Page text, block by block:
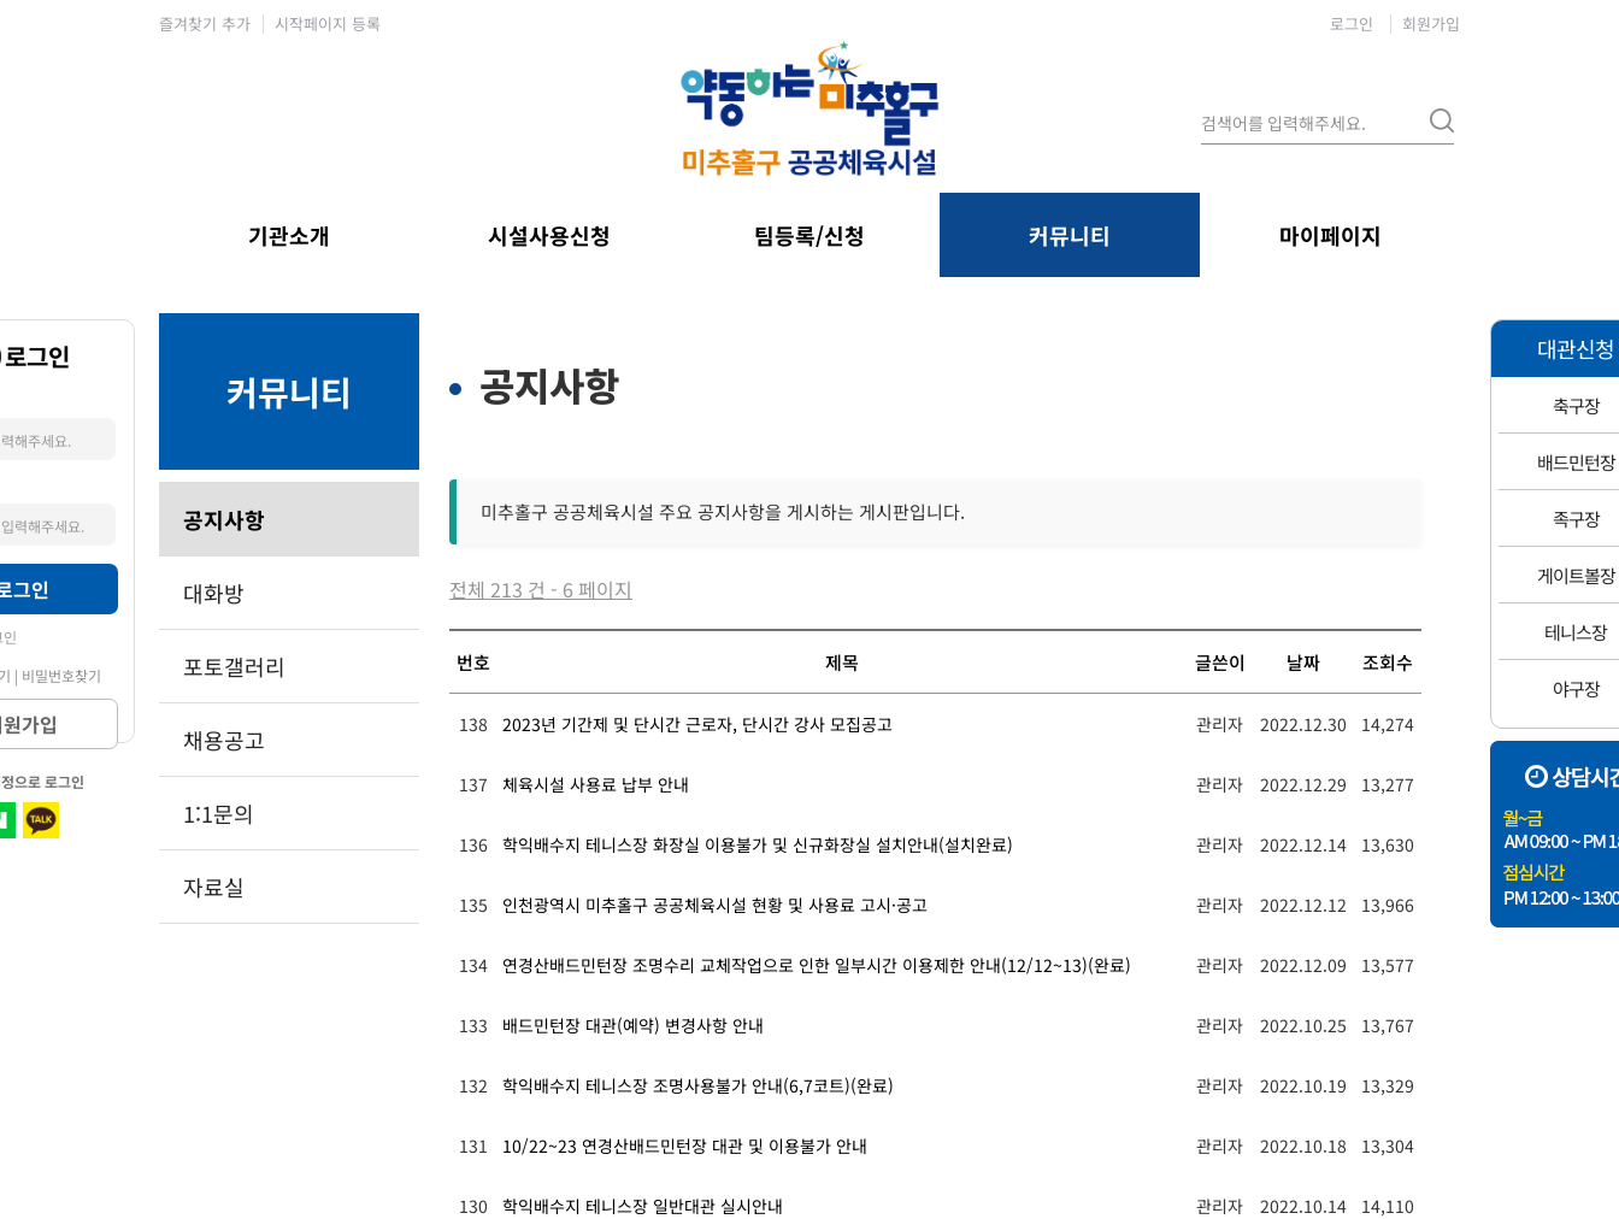
즐겨찾기 추가 시작페이지 등록 로그인 회원가입
기관소개 시설사용신청 팀등록/신청 커뮤니티 마이페이지
커뮤니티
공지사항
대화방
포토갤러리
채용공고
1:1문의
자료실
공지사항
미추홀구 공공체육시설 주요 공지사항을 게시하는 게시판입니다.
전체 213 건 - 6 페이지
번호 제목 글쓴이 날짜 조회수
138 2023년 기간제 및 단시간 근로자, 단시간 강사 모집공고 관리자 2022.12.30 14,274
137 체육시설 사용료 납부 안내 관리자 2022.12.29 13,277
136 학익배수지 테니스장 화장실 이용불가 및 신규화장실 설치안내(설치완료) 관리자 2022.12.14 13,630
135 인천광역시 미추홀구 공공체육시설 현황 및 사용료 고시·공고 관리자 2022.12.12 13,966
134 연경산배드민턴장 조명수리 교체작업으로 인한 일부시간 이용제한 안내(12/12~13)(완료) 관리자 2022.12.09 13,577
133 배드민턴장 대관(예약) 변경사항 안내 관리자 2022.10.25 13,767
132 학익배수지 테니스장 조명사용불가 안내(6,7코트)(완료) 관리자 2022.10.19 13,329
131 10/22~23 연경산배드민턴장 대관 및 이용불가 안내 관리자 2022.10.18 13,304
130 학익배수지 테니스장 일반대관 실시안내 관리자 2022.10.14 14,110
로그인
그인
| 비밀번호찾기
가입
으로 로그인
대관신청
축구장
배드민턴장
족구장
게이트볼장
테니스장
야구장